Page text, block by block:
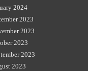
2024
2023
2023
2023
2023
2023